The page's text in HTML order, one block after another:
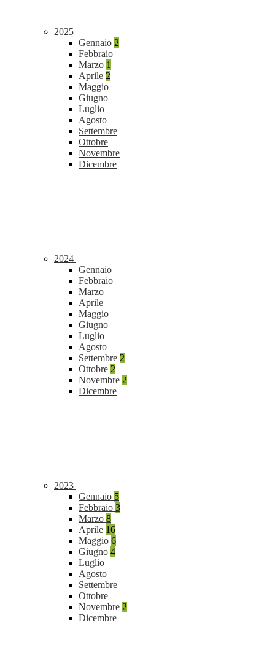
2025
Gennaio 2
Febbraio
Marzo 1
Aprile 2
Maggio
Giugno
Luglio
Agosto
Settembre
Ottobre
Novembre
Dicembre
2024
Gennaio
Febbraio
Marzo
Aprile
Maggio
Giugno
Luglio
Agosto
Settembre 2
Ottobre 2
Novembre 2
Dicembre
2023
Gennaio 5
Febbraio 3
Marzo 8
Aprile 16
Maggio 6
Giugno 4
Luglio
Agosto
Settembre
Ottobre
Novembre 2
Dicembre